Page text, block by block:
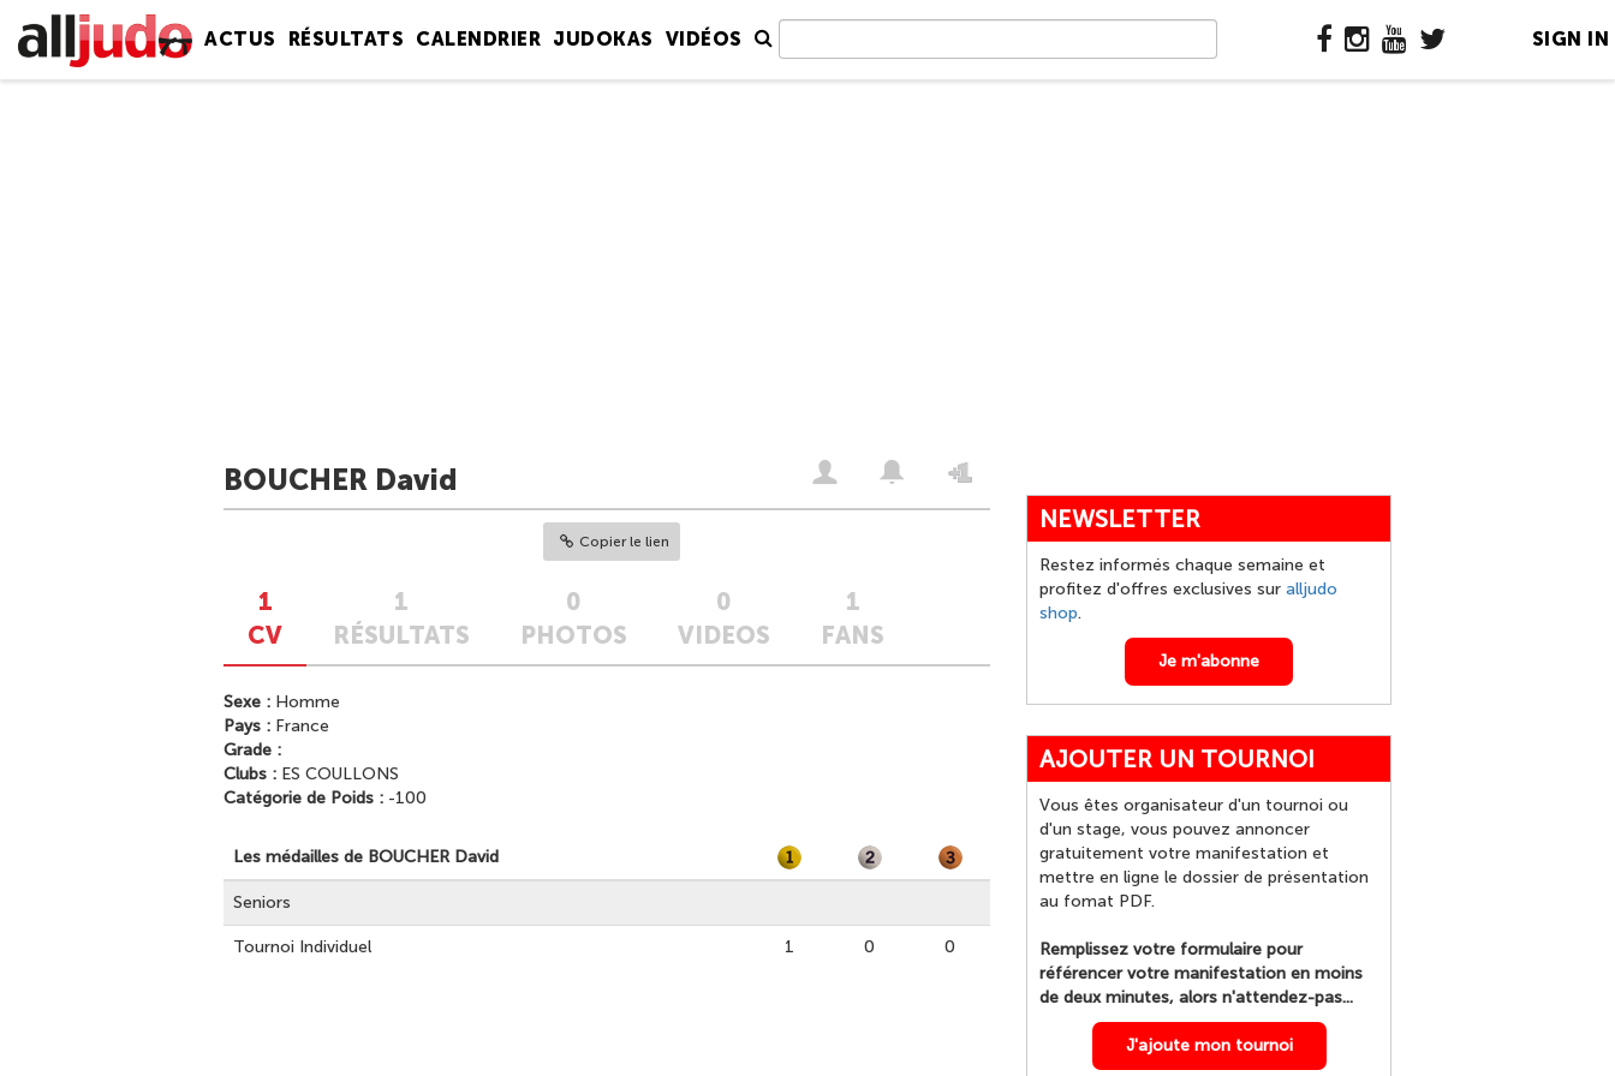
ACTUS RÉSULTATS CALENDRIER JUDOKAS VIDÉOS SIGN IN
BOUCHER David
Copier le lien
1
CV
1
RÉSULTATS
0
PHOTOS
0
VIDEOS
1
FANS
Sexe : Homme
Pays : France
Grade :
Clubs : ES COULLONS
Catégorie de Poids : -100
Les médailles de BOUCHER David
Seniors
Tournoi Individuel 1 0 0
NEWSLETTER
Restez informés chaque semaine et
profitez d'offres exclusives sur alljudo
shop.
Je m'abonne
AJOUTER UN TOURNOI
Vous êtes organisateur d'un tournoi ou
d'un stage, vous pouvez annoncer
gratuitement votre manifestation et
mettre en ligne le dossier de présentation
au fomat PDF.
Remplissez votre formulaire pour
référencer votre manifestation en moins
de deux minutes, alors n'attendez-pas...
J'ajoute mon tournoi